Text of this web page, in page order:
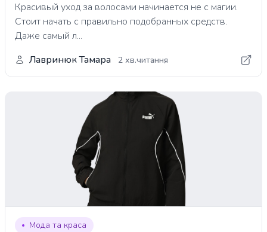
Красивый уход за волосами начинается не с магии.
Стоит начать с правильно подобранных средств.
Даже самый л...
Лавринюк Тамара
2 хв.читання
Мода та краса